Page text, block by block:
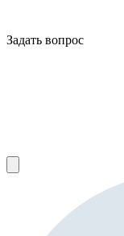
Задать вопрос